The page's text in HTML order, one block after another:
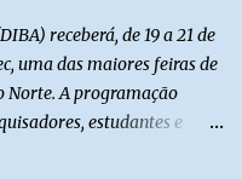
receberá, de 19 a 21 de
uma das maiores feiras de
Norte. A programação
estudantes e